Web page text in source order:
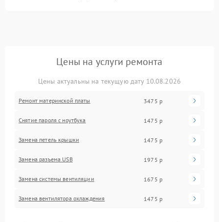
Цены на услуги ремонта
Цены актуальны на текущую дату 10.08.2026
Ремонт материнской платы 3475 р
Снятие пароля с ноутбука 1475 р
Замена петель крышки 1475 р
Замена разъема USB 1975 р
Замена системы вентиляции 1675 р
Замена вентилятора охлаждения 1475 р